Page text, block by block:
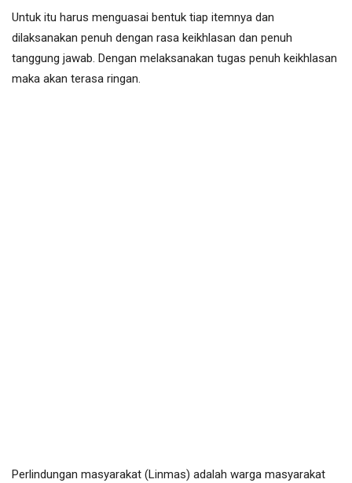
Untuk itu harus menguasai bentuk tiap itemnya dan
dilaksanakan penuh dengan rasa keikhlasan dan penuh
tanggung jawab. Dengan melaksanakan tugas penuh keikhlasan
maka akan terasa ringan.
Perlindungan masyarakat (Linmas) adalah warga masyarakat